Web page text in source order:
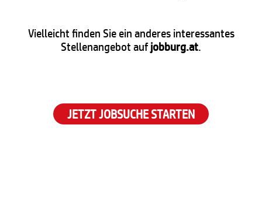
Vielleicht finden Sie ein anderes interessantes
Stellenangebot aufjobburg.at.
JETZT JOBSUCHE STARTEN